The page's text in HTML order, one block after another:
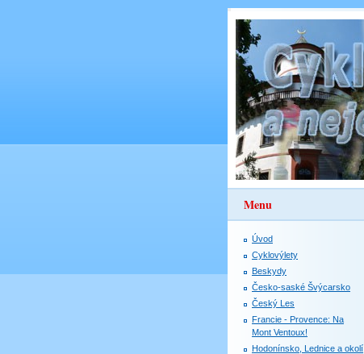
Menu
Úvod
Cyklovýlety
Beskydy
Česko-saské Švýcarsko
Český Les
Francie - Provence: Na
Mont Ventoux!
Hodonínsko, Lednice a okolí